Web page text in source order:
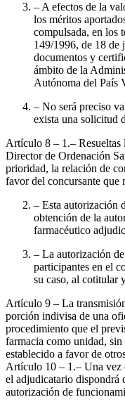
– A efectos de la
los méritos
compulsada, en los
149/1996, de 18 de
documentos y
ámbito de la
Autónoma del País
– No será preciso
exista una solicitud
Artículo 8 – 1.– Resueltas
Director de Ordenación
prioridad, la relación de
favor del concursante que
– Esta autorización
obtención de la
farmacéutico
– La autorización
participantes en el
su caso, al cotitular
Artículo 9 – La
porción indivisa de una
procedimiento que el
farmacia como unidad,
establecido a favor de
Artículo 10 – 1.– Una vez
el adjudicatario dispondrá
autorización de